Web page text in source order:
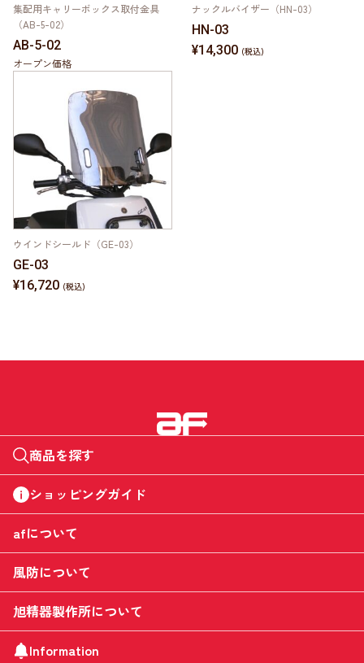
集配用キャリーボックス取付金具
（AB-5-02）
AB-5-02
オープン価格
ナックルバイザー（HN-03）
HN-03
¥14,300
ウインドシールド（GE-03）
GE-03
¥16,720
商品を探す
ショッピングガイド
afについて
風防について
旭精器製作所について
Information